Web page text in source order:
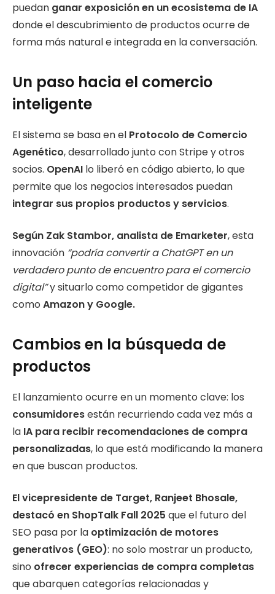
puedan ganar exposición en un ecosistema de IA
donde el descubrimiento de productos ocurre de
forma más natural e integrada en la conversación.
Un paso hacia el comercio
inteligente
El sistema se basa en el Protocolo de Comercio
Agenético, desarrollado junto con Stripe y otros
socios. OpenAI lo liberó en código abierto, lo que
permite que los negocios interesados puedan
integrar sus propios productos y servicios.
Según Zak Stambor, analista de Emarketer, esta
innovación “podría convertir a ChatGPT en un
verdadero punto de encuentro para el comercio
digital”y situarlo como competidor de gigantes
como Amazon y Google.
Cambios en la búsqueda de
productos
El lanzamiento ocurre en un momento clave: los
consumidoresestán recurriendo cada vez más a
la IA para recibir recomendaciones de compra
personalizadas, lo que está modificando la manera
en que buscan productos.
El vicepresidente de Target, Ranjeet Bhosale,
destacó en ShopTalk Fall 2025 que el futuro del
SEO pasa por la optimización de motores
generativos (GEO): no solo mostrar un producto,
sino ofrecer experiencias de compra completas
que abarquen categorías relacionadas y